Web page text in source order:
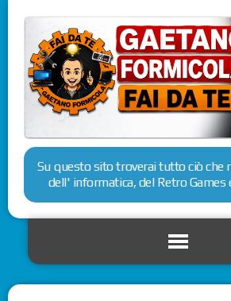
Su questo sito troverai tutto ciò che
dell' informatica, del Retro Games